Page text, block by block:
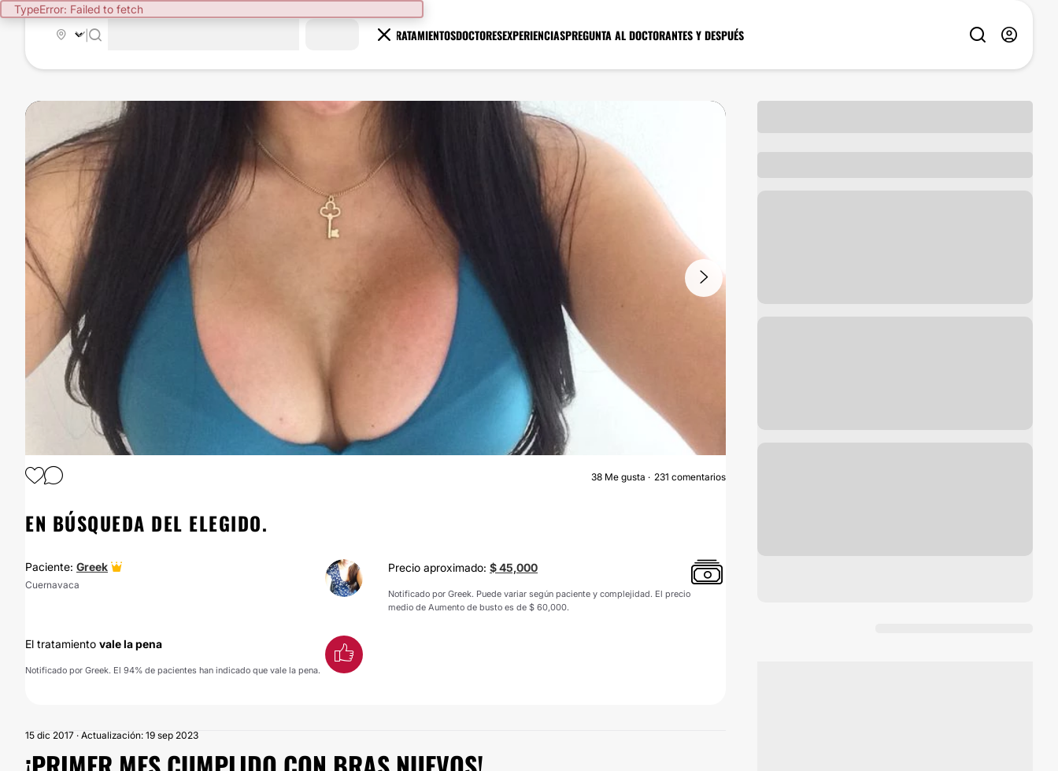
TypeError: Failed to fetch
TRATAMIENTOSDOCTORESEXPERIENCIASPREGUNTA AL DOCTORANTES Y DESPUÉS
AUMENTO DE BUSTO
38 Me gusta 231 comentarios
EN BÚSQUEDA DEL ELEGIDO.
Paciente: Greek
Cuernavaca
Precio aproximado: $ 45,000
Notificado por Greek. Puede variar según paciente y complejidad. El precio
medio de Aumento de busto es de $ 60,000.
El tratamiento vale la pena
Notificado por Greek. El 94% de pacientes han indicado que vale la pena.
15 dic 2017 · Actualización: 19 sep 2023